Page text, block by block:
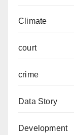
Climate
court
crime
Data Story
Development